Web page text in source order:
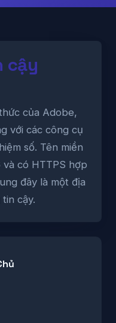
cậy
của Adobe,
với các công cụ
số. Tên miền
có HTTPS hợp
đây là một địa
cậy.